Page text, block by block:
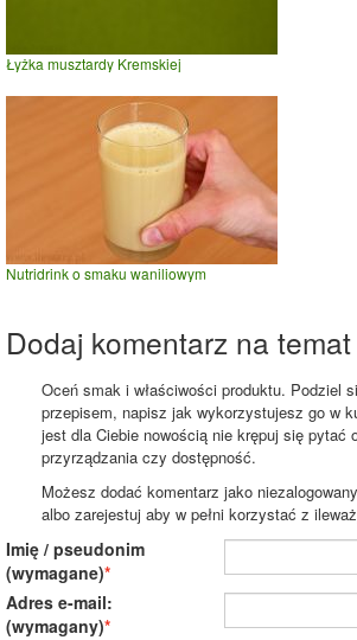
Łyżka musztardy Kremskiej
Nutridrink o smaku waniliowym
Dodaj komentarz na
Oceń smak i właściwości produktu. Podziel
przepisem, napisz jak wykorzystujesz go w
jest dla Ciebie nowością nie krępuj się pytać
przyrządzania czy dostępność.
Możesz dodać komentarz jako
albo zarejestuj aby w pełni korzystać z
Imię / pseudonim
(wymagane)
Adres e-mail:
(wymagany)